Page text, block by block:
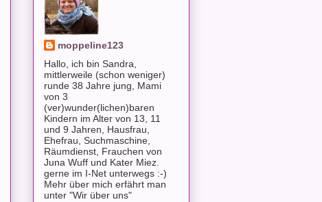
moppeline123
Hallo, ich bin Sandra,
mittlerweile (schon weniger)
runde 38 Jahre jung, Mami
von 3
(ver)wunder(lichen)baren
Kindern im Alter von 13, 11
und 9 Jahren, Hausfrau,
Ehefrau, Suchmaschine,
Räumdienst, Frauchen von
Juna Wuff und Kater Miez.
gerne im I-Net unterwegs :-)
Mehr über mich erfährt man
unter "Wir über uns"